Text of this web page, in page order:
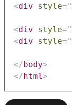
<div style="
<div style="
<div style="
</body>
</html>